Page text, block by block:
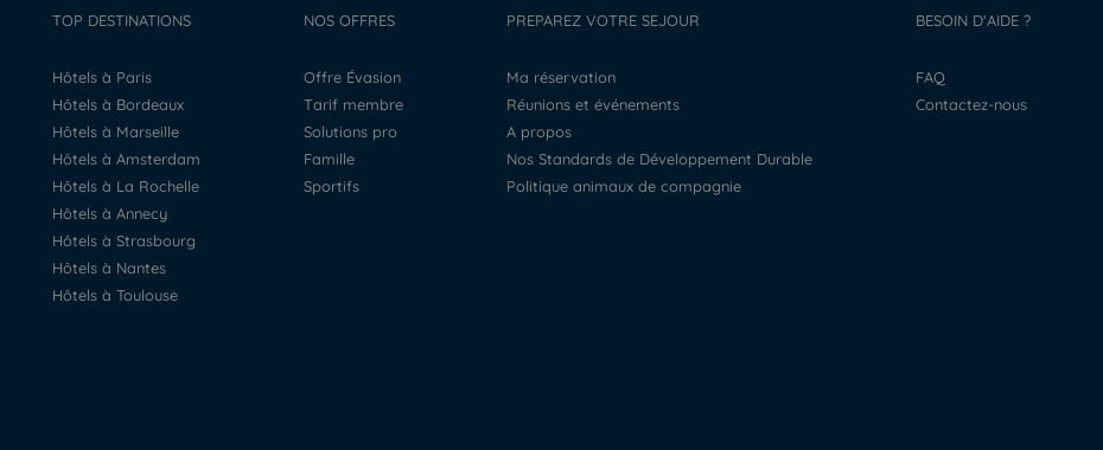
TOP DESTINATIONS
Hôtels à Paris
Hôtels à Bordeaux
Hôtels à Marseille
Hôtels à Amsterdam
Hôtels à La Rochelle
Hôtels à Annecy
Hôtels à Strasbourg
Hôtels à Nantes
Hôtels à Toulouse
NOS OFFRES
Offre Évasion
Tarif membre
Solutions pro
Famille
Sportifs
PREPAREZ VOTRE SEJOUR
Ma réservation
Réunions et événements
A propos
Nos Standards de Développement Durable
Politique animaux de compagnie
BESOIN D'AIDE ?
FAQ
Contactez-nous